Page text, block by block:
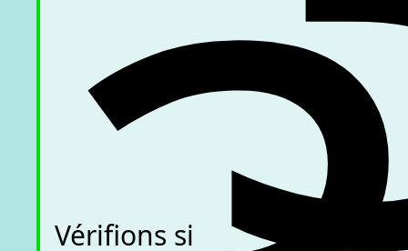
Vérifions si